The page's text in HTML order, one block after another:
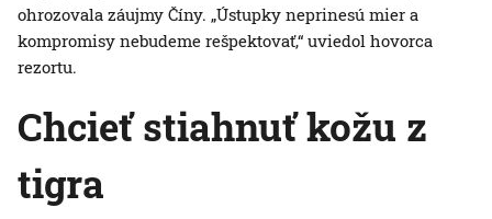
ohrozovala záujmy Číny. „Ústupky neprinesú mier a
kompromisy nebudeme rešpektovať,“ uviedol hovorca
rezortu.
Chcieť stiahnuť kožu z
tigra